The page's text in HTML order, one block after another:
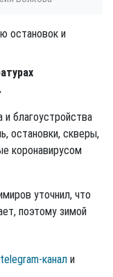
и благоустройства
остановки, скверы,
коронавирусом
уточнил, что
поэтому зимой
telegram-канал и